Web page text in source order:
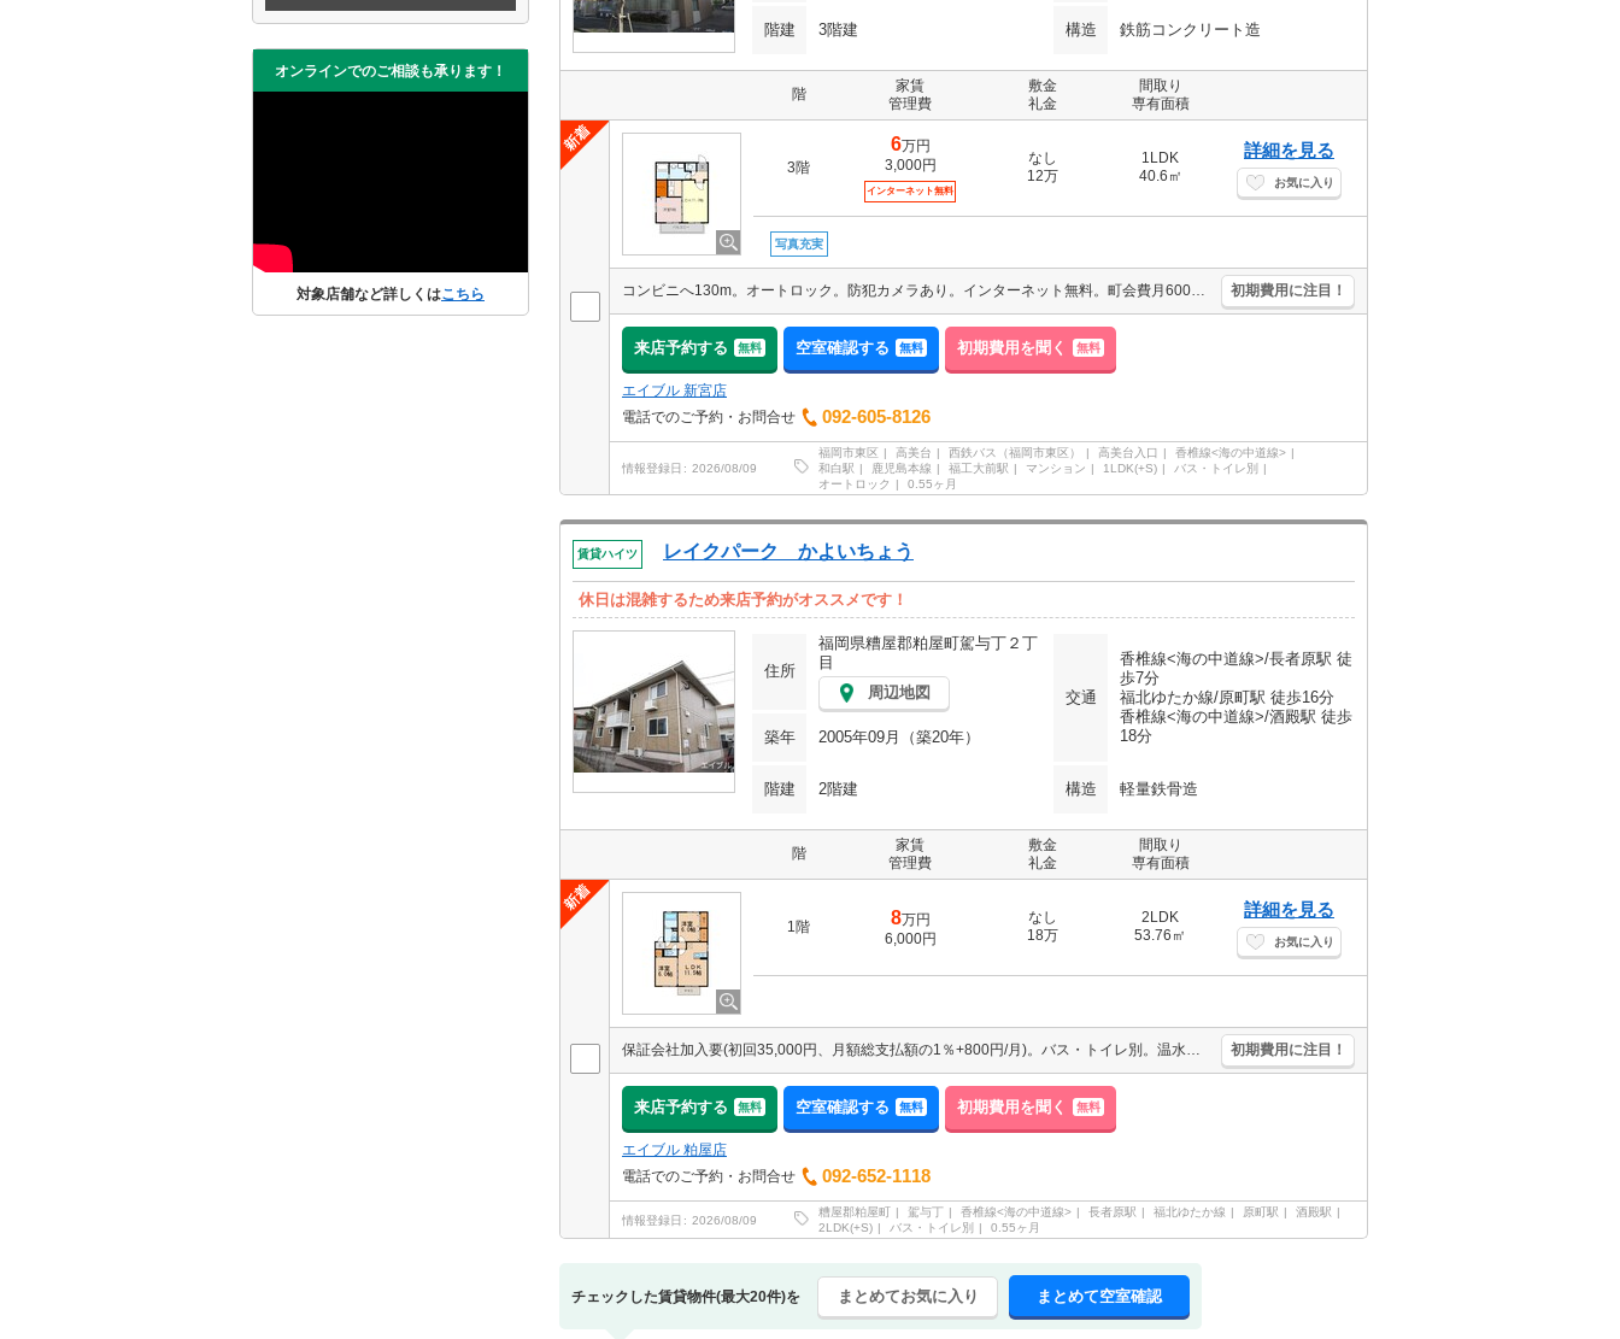
オンラインでのご相談も承ります！
対象店舗など詳しくはこちら
階建 3階建 構造 鉄筋コンクリート造
階
家賃
管理費
敷金
礼金
間取り
専有面積
3階
6万円
3,000円
インターネット無料
なし
12万
1LDK
40.6㎡
詳細を見る
お気に入り
写真充実
コンビニへ130m。オートロック。防犯カメラあり。インターネット無料。町会費月600円。サポートシステム加入要1,100円/月。最上階角部屋。オートロック付きで女性の方も安心。 初期費用に注目！
来店予約する 無料 空室確認する 無料 初期費用を聞く 無料
エイブル 新宮店
電話でのご予約・お問合せ
092-605-8126
情報登録日 2026/08/09
福岡市東区 高美台 西鉄バス（福岡市東区） 高美台入口
香椎線<海の中道線>
和白駅
鹿児島本線 福工大前駅 マンション 1LDK(+S)
バス・トイレ別
オートロック
0.55ヶ月
賃貸ハイツ レイクパーク かよいちょう
休日は混雑するため来店予約がオススメです！
住所
福岡県糟屋郡粕屋町駕与丁２丁
目
周辺地図
交通
香椎線<海の中道線>/長者原駅 徒
歩7分
福北ゆたか線/原町駅 徒歩16分
香椎線<海の中道線>/酒殿駅 徒歩
18分
築年 2005年09月（築20年）
階建 2階建 構造 軽量鉄骨造
階
家賃
管理費
敷金
礼金
間取り
専有面積
1階 8万円
6,000円
なし
18万
2LDK
53.76㎡
詳細を見る
お気に入り
保証会社加入要(初回35,000円、月額総支払額の1％+800円/月)。バス・トイレ別。温水洗浄便座付き。洗面化粧台付き。TVインターホン付き。エアコン付き。追焚給湯。宅配ボックスあり。 初期費用に注目！
来店予約する 無料 空室確認する 無料 初期費用を聞く 無料
エイブル 粕屋店
電話でのご予約・お問合せ
092-652-1118
情報登録日 2026/08/09
糟屋郡粕屋町 駕与丁 香椎線<海の中道線> 長者原駅 福北ゆたか線 原町駅
酒殿駅
2LDK(+S)
バス・トイレ別 0.55ヶ月
チェックした賃貸物件(最大20件)を まとめてお気に入り まとめて空室確認